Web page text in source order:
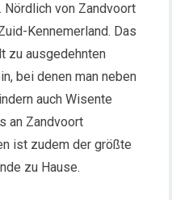
von Zandvoort
Kennemerland. Das
zu ausgedehnten
bei denen man neben
auch Wisente
an Zandvoort
ist zudem der größte
zu Hause.